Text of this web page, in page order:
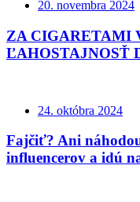
20. novembra 2024
ZA CIGARETAMI
ĽAHOSTAJNOSŤ
24. októbra 2024
Fajčiť? Ani
influencerov a idú